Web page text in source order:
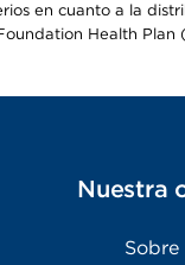
en cuanto a la
Health
Nuestra
Sobre